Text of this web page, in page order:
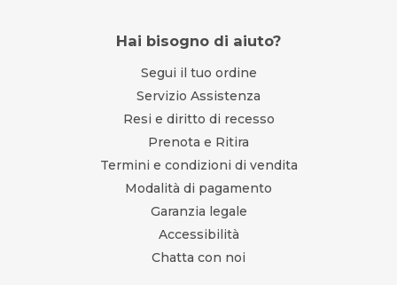
Hai bisogno di aiuto?
Segui il tuo ordine
Servizio Assistenza
Resi e diritto di recesso
Prenota e Ritira
Termini e condizioni di vendita
Modalità di pagamento
Garanzia legale
Accessibilità
Chatta con noi